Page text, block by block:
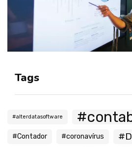
Tags
#alterdatasoftware
#Contador #coronavírus